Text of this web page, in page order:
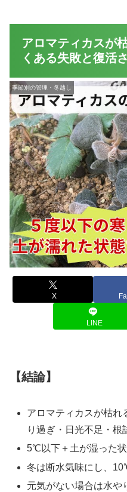
アロマティカスが
くある失敗と復活
季節別の管理・冬越し
X
LINE
【結論】
アロマティカスが枯れ
り過ぎ・日光不足・根
5℃以下＋土が湿った
冬は断水気味にし、
元気がない場合は水や